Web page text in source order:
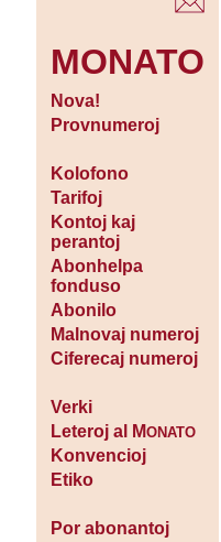
MONATO
Nova!
Provnumeroj
Kolofono
Tarifoj
Kontoj kaj
perantoj
Abonhelpa
fonduso
Abonilo
Malnovaj numeroj
Ciferecaj numeroj
Verki
Leteroj al MONATO
Konvencioj
Etiko
Por abonantoj